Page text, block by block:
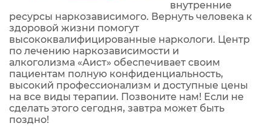
внутренние
ресурсы наркозависимого. Вернуть человека к
здоровой жизни помогут
высококвалифицированные наркологи. Центр
по лечению наркозависимости и
алкоголизма «Аист» обеспечивает своим
пациентам полную конфиденциальность,
высокий профессионализм и доступные цены
на все виды терапии. Позвоните нам! Если не
сделать этого сегодня, завтра может быть
поздно!